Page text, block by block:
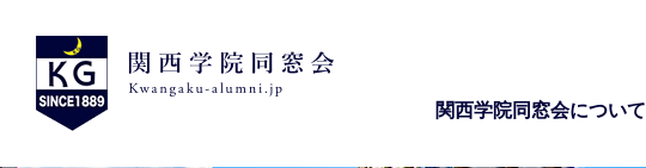
関西学院同窓会について